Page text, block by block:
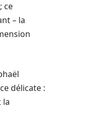
ce
– la
délicate :
la